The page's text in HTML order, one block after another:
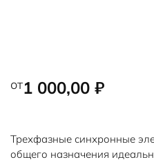
от1 000,00 ₽
Трехфазные синхронные
общего назначения